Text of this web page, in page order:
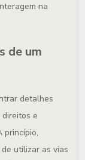
na
de um
detalhes
e
princípio,
utilizar as vias